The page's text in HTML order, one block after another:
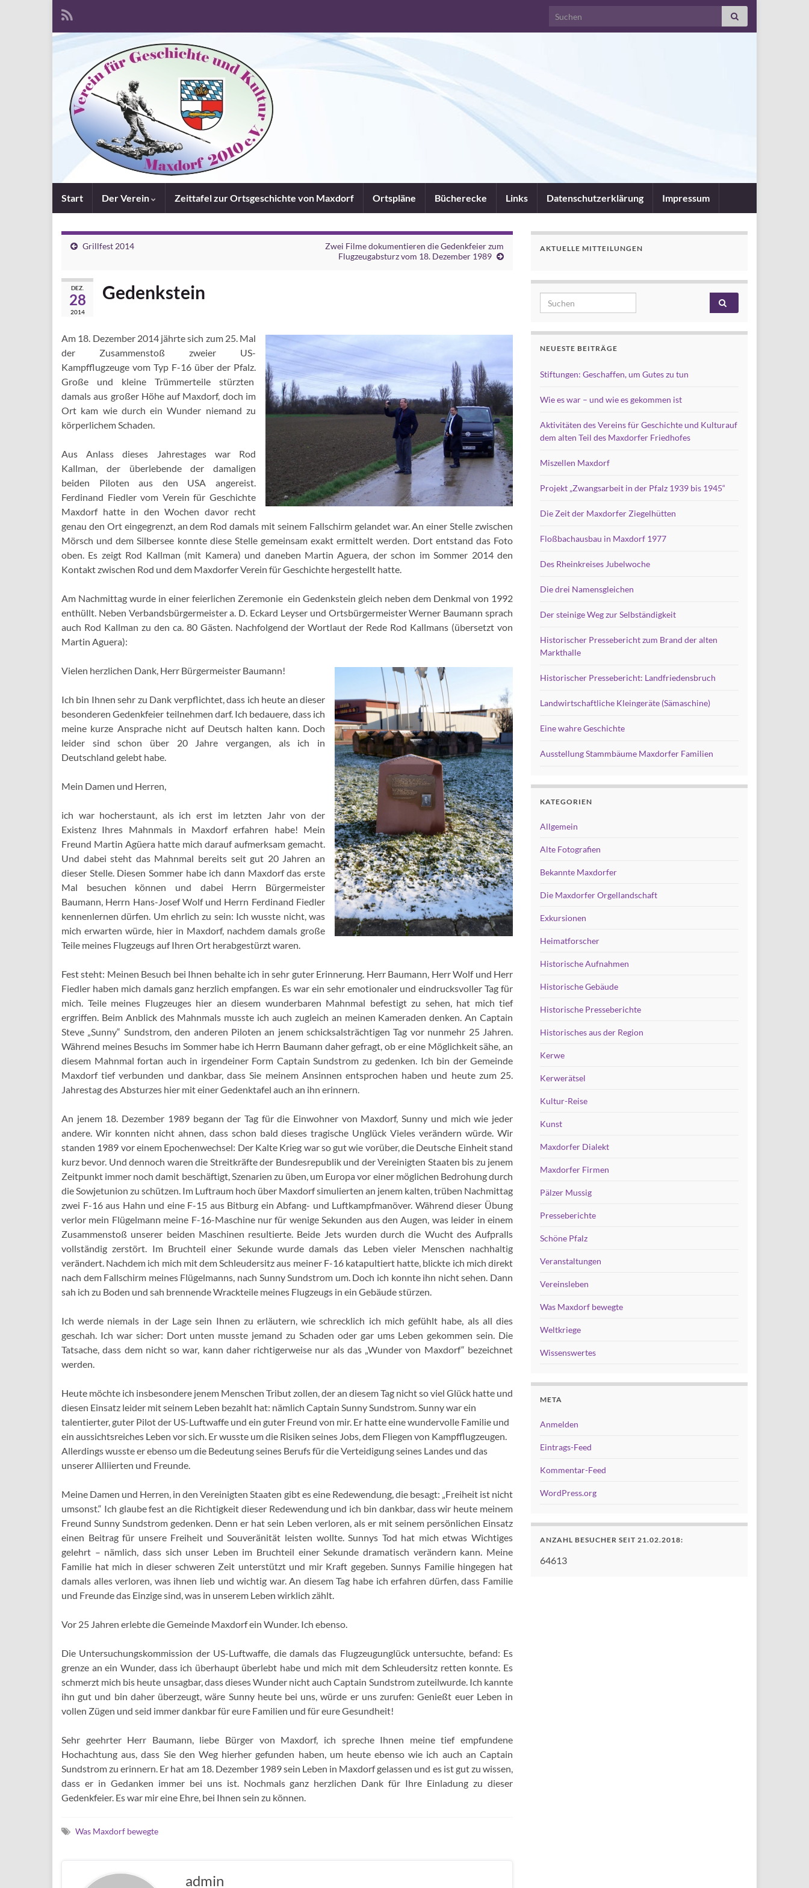
Search for:
Start Der Verein Zeittafel zur Ortsgeschichte von Maxdorf Ortspläne Bücherecke Links Datenschutzerklärung Impressum
Grillfest 2014
Zwei Filme dokumentieren die Gedenkfeier zum
Flugzeugabsturz vom 18. Dezember 1989
DEZ.
28
2014
Gedenkstein
Am 18. Dezember 2014 jährte sich zum 25. Mal
der Zusammenstoß zweier US-
Kampfflugzeuge vom Typ F-16 über der Pfalz.
Große und kleine Trümmerteile stürzten
damals aus großer Höhe auf Maxdorf, doch im
Ort kam wie durch ein Wunder niemand zu
körperlichem Schaden.
Aus Anlass dieses Jahrestages war Rod
Kallman, der überlebende der damaligen
beiden Piloten aus den USA angereist.
Ferdinand Fiedler vom Verein für Geschichte
Maxdorf hatte in den Wochen davor recht
genau den Ort eingegrenzt, an dem Rod damals mit seinem Fallschirm gelandet war. An einer Stelle zwischen
Mörsch und dem Silbersee konnte diese Stelle gemeinsam exakt ermittelt werden. Dort entstand das Foto
oben. Es zeigt Rod Kallman (mit Kamera) und daneben Martin Aguera, der schon im Sommer 2014 den
Kontakt zwischen Rod und dem Maxdorfer Verein für Geschichte hergestellt hatte.
Am Nachmittag wurde in einer feierlichen Zeremonie ein Gedenkstein gleich neben dem Denkmal von 1992
enthüllt. Neben Verbandsbürgermeister a. D. Eckard Leyser und Ortsbürgermeister Werner Baumann sprach
auch Rod Kallman zu den ca. 80 Gästen. Nachfolgend der Wortlaut der Rede Rod Kallmans (übersetzt von
Martin Aguera):
Vielen herzlichen Dank, Herr Bürgermeister Baumann!
Ich bin Ihnen sehr zu Dank verpflichtet, dass ich heute an dieser
besonderen Gedenkfeier teilnehmen darf. Ich bedauere, dass ich
meine kurze Ansprache nicht auf Deutsch halten kann. Doch
leider sind schon über 20 Jahre vergangen, als ich in
Deutschland gelebt habe.
Mein Damen und Herren,
ich war hocherstaunt, als ich erst im letzten Jahr von der
Existenz Ihres Mahnmals in Maxdorf erfahren habe! Mein
Freund Martin Agüera hatte mich darauf aufmerksam gemacht.
Und dabei steht das Mahnmal bereits seit gut 20 Jahren an
dieser Stelle. Diesen Sommer habe ich dann Maxdorf das erste
Mal besuchen können und dabei Herrn Bürgermeister
Baumann, Herrn Hans-Josef Wolf und Herrn Ferdinand Fiedler
kennenlernen dürfen. Um ehrlich zu sein: Ich wusste nicht, was
mich erwarten würde, hier in Maxdorf, nachdem damals große
Teile meines Flugzeugs auf Ihren Ort herabgestürzt waren.
Fest steht: Meinen Besuch bei Ihnen behalte ich in sehr guter Erinnerung. Herr Baumann, Herr Wolf und Herr
Fiedler haben mich damals ganz herzlich empfangen. Es war ein sehr emotionaler und eindrucksvoller Tag für
mich. Teile meines Flugzeuges hier an diesem wunderbaren Mahnmal befestigt zu sehen, hat mich tief
ergriffen. Beim Anblick des Mahnmals musste ich auch zugleich an meinen Kameraden denken. An Captain
Steve „Sunny“ Sundstrom, den anderen Piloten an jenem schicksalsträchtigen Tag vor nunmehr 25 Jahren.
Während meines Besuchs im Sommer habe ich Herrn Baumann daher gefragt, ob er eine Möglichkeit sähe, an
diesem Mahnmal fortan auch in irgendeiner Form Captain Sundstrom zu gedenken. Ich bin der Gemeinde
Maxdorf tief verbunden und dankbar, dass Sie meinem Ansinnen entsprochen haben und heute zum 25.
Jahrestag des Absturzes hier mit einer Gedenktafel auch an ihn erinnern.
An jenem 18. Dezember 1989 begann der Tag für die Einwohner von Maxdorf, Sunny und mich wie jeder
andere. Wir konnten nicht ahnen, dass schon bald dieses tragische Unglück Vieles verändern würde. Wir
standen 1989 vor einem Epochenwechsel: Der Kalte Krieg war so gut wie vorüber, die Deutsche Einheit stand
kurz bevor. Und dennoch waren die Streitkräfte der Bundesrepublik und der Vereinigten Staaten bis zu jenem
Zeitpunkt immer noch damit beschäftigt, Szenarien zu üben, um Europa vor einer möglichen Bedrohung durch
die Sowjetunion zu schützen. Im Luftraum hoch über Maxdorf simulierten an jenem kalten, trüben Nachmittag
zwei F-16 aus Hahn und eine F-15 aus Bitburg ein Abfang- und Luftkampfmanöver. Während dieser Übung
verlor mein Flügelmann meine F-16-Maschine nur für wenige Sekunden aus den Augen, was leider in einem
Zusammenstoß unserer beiden Maschinen resultierte. Beide Jets wurden durch die Wucht des Aufpralls
vollständig zerstört. Im Bruchteil einer Sekunde wurde damals das Leben vieler Menschen nachhaltig
verändert. Nachdem ich mich mit dem Schleudersitz aus meiner F-16 katapultiert hatte, blickte ich mich direkt
nach dem Fallschirm meines Flügelmanns, nach Sunny Sundstrom um. Doch ich konnte ihn nicht sehen. Dann
sah ich zu Boden und sah brennende Wrackteile meines Flugzeugs in ein Gebäude stürzen.
Ich werde niemals in der Lage sein Ihnen zu erläutern, wie schrecklich ich mich gefühlt habe, als all dies
geschah. Ich war sicher: Dort unten musste jemand zu Schaden oder gar ums Leben gekommen sein. Die
Tatsache, dass dem nicht so war, kann daher richtigerweise nur als das „Wunder von Maxdorf“ bezeichnet
werden.
Heute möchte ich insbesondere jenem Menschen Tribut zollen, der an diesem Tag nicht so viel Glück hatte und
diesen Einsatz leider mit seinem Leben bezahlt hat: nämlich Captain Sunny Sundstrom. Sunny war ein
talentierter, guter Pilot der US-Luftwaffe und ein guter Freund von mir. Er hatte eine wundervolle Familie und
ein aussichtsreiches Leben vor sich. Er wusste um die Risiken seines Jobs, dem Fliegen von Kampfflugzeugen.
Allerdings wusste er ebenso um die Bedeutung seines Berufs für die Verteidigung seines Landes und das
unserer Alliierten und Freunde.
Meine Damen und Herren, in den Vereinigten Staaten gibt es eine Redewendung, die besagt: „Freiheit ist nicht
umsonst.“ Ich glaube fest an die Richtigkeit dieser Redewendung und ich bin dankbar, dass wir heute meinem
Freund Sunny Sundstrom gedenken. Denn er hat sein Leben verloren, als er mit seinem persönlichen Einsatz
einen Beitrag für unsere Freiheit und Souveränität leisten wollte. Sunnys Tod hat mich etwas Wichtiges
gelehrt – nämlich, dass sich unser Leben im Bruchteil einer Sekunde dramatisch verändern kann. Meine
Familie hat mich in dieser schweren Zeit unterstützt und mir Kraft gegeben. Sunnys Familie hingegen hat
damals alles verloren, was ihnen lieb und wichtig war. An diesem Tag habe ich erfahren dürfen, dass Familie
und Freunde das Einzige sind, was in unserem Leben wirklich zählt.
Vor 25 Jahren erlebte die Gemeinde Maxdorf ein Wunder. Ich ebenso.
Die Untersuchungskommission der US-Luftwaffe, die damals das Flugzeugunglück untersuchte, befand: Es
grenze an ein Wunder, dass ich überhaupt überlebt habe und mich mit dem Schleudersitz retten konnte. Es
schmerzt mich bis heute unsagbar, dass dieses Wunder nicht auch Captain Sundstrom zuteilwurde. Ich kannte
ihn gut und bin daher überzeugt, wäre Sunny heute bei uns, würde er uns zurufen: Genießt euer Leben in
vollen Zügen und seid immer dankbar für eure Familien und für eure Gesundheit!
Sehr geehrter Herr Baumann, liebe Bürger von Maxdorf, ich spreche Ihnen meine tief empfundene
Hochachtung aus, dass Sie den Weg hierher gefunden haben, um heute ebenso wie ich auch an Captain
Sundstrom zu erinnern. Er hat am 18. Dezember 1989 sein Leben in Maxdorf gelassen und es ist gut zu wissen,
dass er in Gedanken immer bei uns ist. Nochmals ganz herzlichen Dank für Ihre Einladung zu dieser
Gedenkfeier. Es war mir eine Ehre, bei Ihnen sein zu können.
Was Maxdorf bewegte
admin
AKTUELLE MITTEILUNGEN
Search for:
NEUESTE BEITRÄGE
Stiftungen: Geschaffen, um Gutes zu tun
Wie es war – und wie es gekommen ist
Aktivitäten des Vereins für Geschichte und Kulturauf
dem alten Teil des Maxdorfer Friedhofes
Miszellen Maxdorf
Projekt „Zwangsarbeit in der Pfalz 1939 bis 1945“
Die Zeit der Maxdorfer Ziegelhütten
Floßbachausbau in Maxdorf 1977
Des Rheinkreises Jubelwoche
Die drei Namensgleichen
Der steinige Weg zur Selbständigkeit
Historischer Pressebericht zum Brand der alten
Markthalle
Historischer Pressebericht: Landfriedensbruch
Landwirtschaftliche Kleingeräte (Sämaschine)
Eine wahre Geschichte
Ausstellung Stammbäume Maxdorfer Familien
KATEGORIEN
Allgemein
Alte Fotografien
Bekannte Maxdorfer
Die Maxdorfer Orgellandschaft
Exkursionen
Heimatforscher
Historische Aufnahmen
Historische Gebäude
Historische Presseberichte
Historisches aus der Region
Kerwe
Kerwerätsel
Kultur-Reise
Kunst
Maxdorfer Dialekt
Maxdorfer Firmen
Pälzer Mussig
Presseberichte
Schöne Pfalz
Veranstaltungen
Vereinsleben
Was Maxdorf bewegte
Weltkriege
Wissenswertes
META
Anmelden
Eintrags-Feed
Kommentar-Feed
WordPress.org
ANZAHL BESUCHER SEIT 21.02.2018:
64613